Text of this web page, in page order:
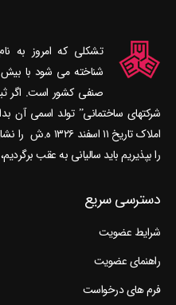
تشکلی که امروز به
صنفی کشور است. اگر
را بپذیریم باید سالیانی به عقب
دسترسی سریع
شرایط عضویت
راهنمای عضویت
فرم های درخواست